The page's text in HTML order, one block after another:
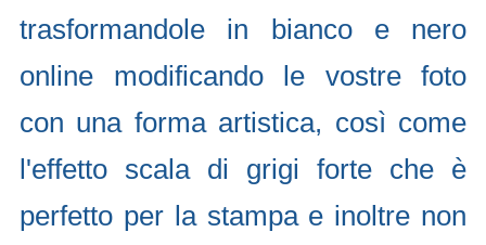
trasformandole in bianco e nero
online modificando le vostre foto
con una forma artistica, così come
l'effetto scala di grigi forte che è
perfetto per la stampa e inoltre non